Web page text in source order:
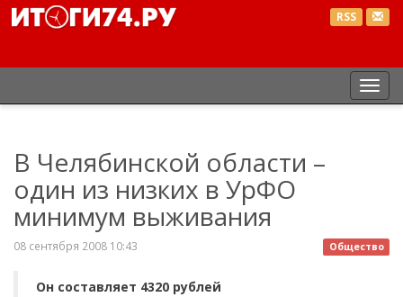
RSS
В Челябинской области –
один из низких в УрФО
минимум выживания
Общество
08 сентября 2008 10:43
Он составляет 4320 рублей